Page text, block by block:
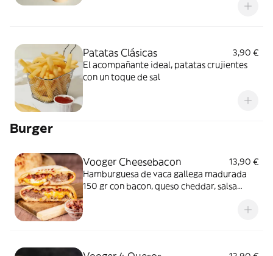
Patatas Clásicas
3,90 €
El acompañante ideal, patatas crujientes
con un toque de sal
Burger
Vooger Cheesebacon
13,90 €
Hamburguesa de vaca gallega madurada
150 gr con bacon, queso cheddar, salsa